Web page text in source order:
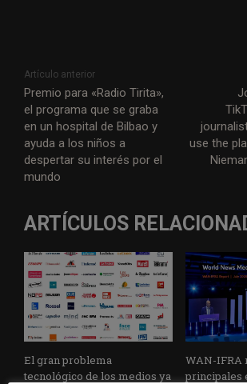
Artículo anterior
Premio para «Radio Tirita»,
el programa que se graba
en un hospital de Bilbao y
ayuda a los niños a
despertar su interés por el
mundo
use the
ARTÍCULOS
El gran problema
tecnológico de los medios ya
WAN-IFRA
principales